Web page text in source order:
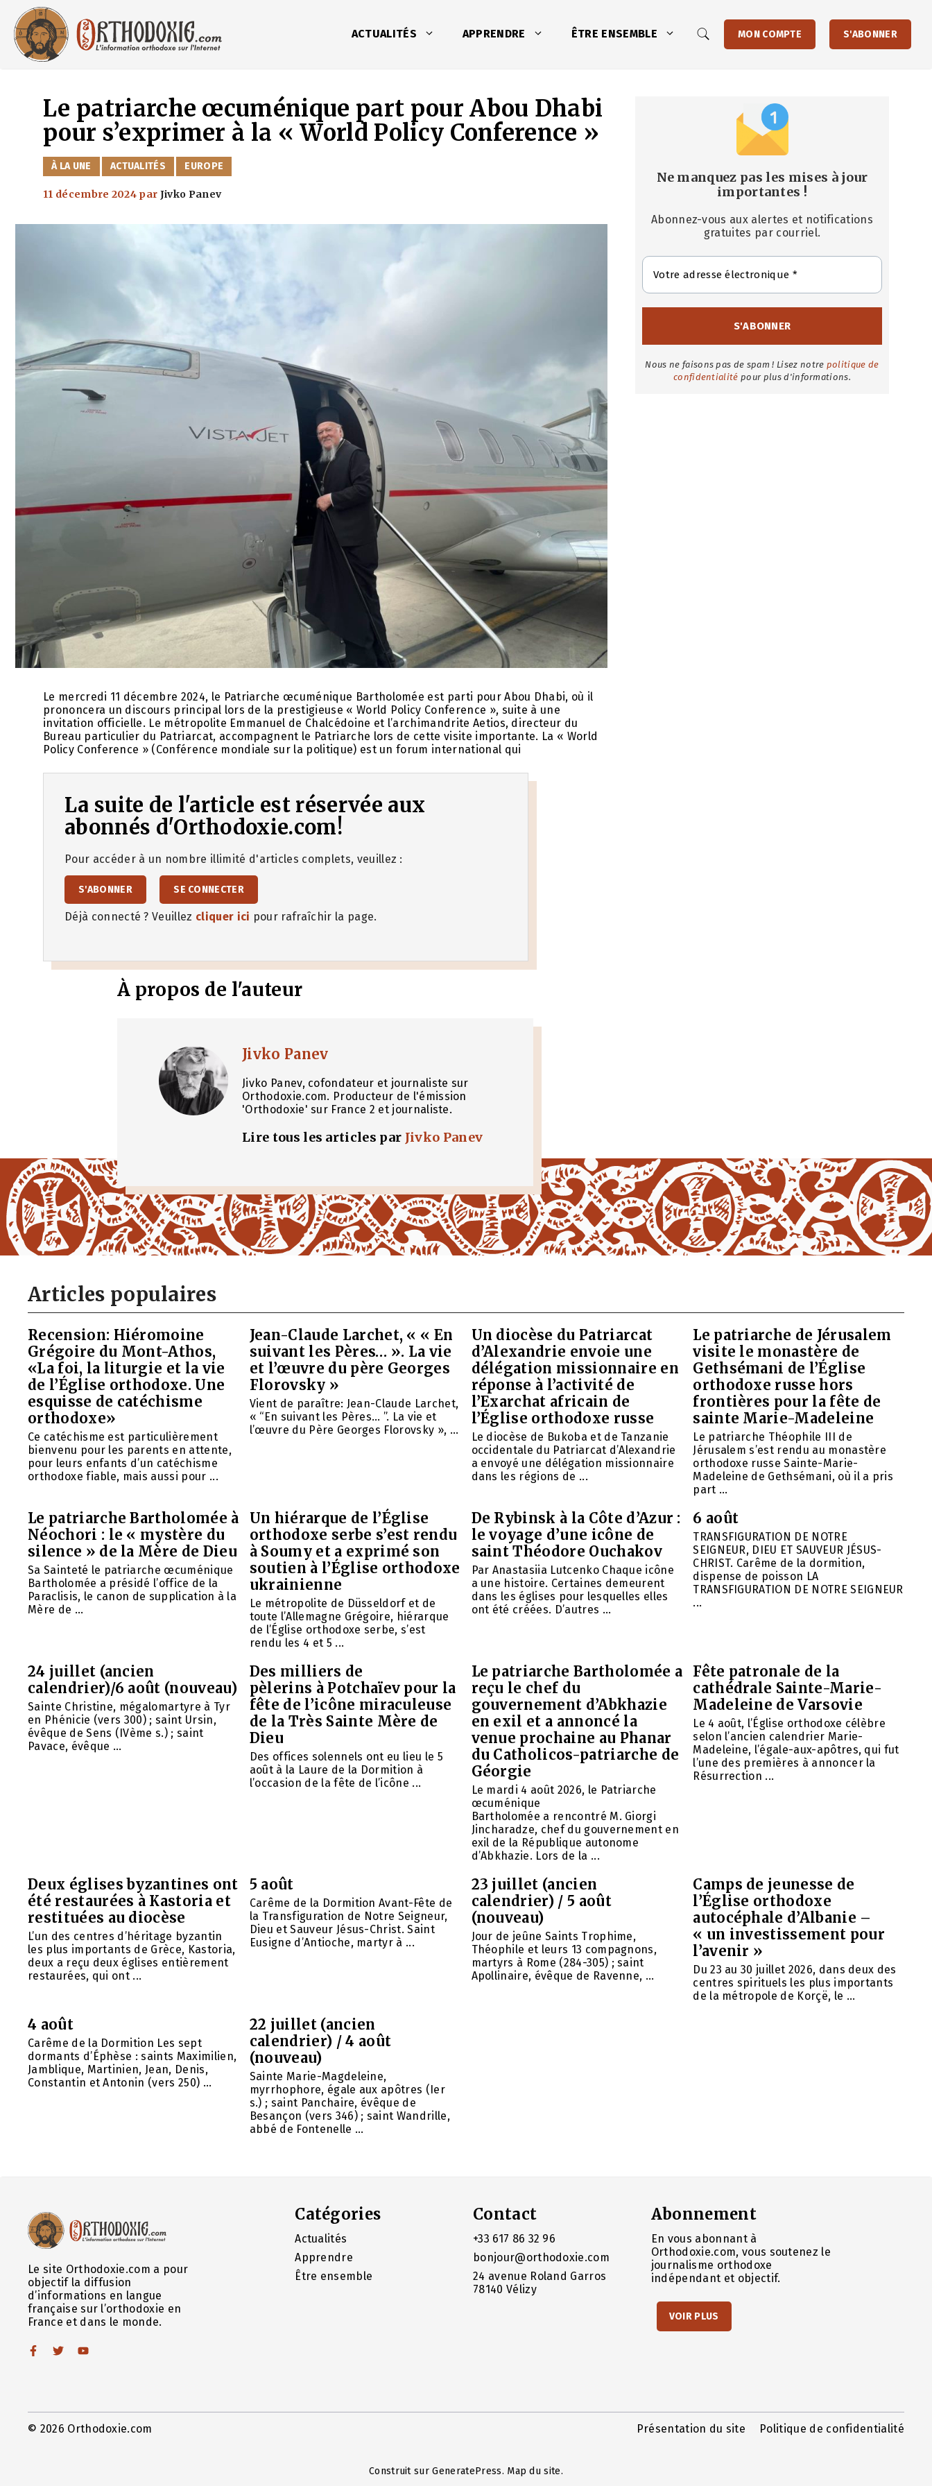
contenu
ACTUALITÉS APPRENDRE ÊTRE ENSEMBLE MON COMPTE S'ABONNER
Le patriarche œcuménique part pour Abou Dhabi
pour s’exprimer à la « World Policy Conference »
CATÉGORIES
À LA UNE ACTUALITÉS EUROPE
11 décembre 2024 par Jivko Panev
Le mercredi 11 décembre 2024, le Patriarche œcuménique Bartholomée est parti pour Abou Dhabi, où il
prononcera un discours principal lors de la prestigieuse « World Policy Conference », suite à une
invitation officielle. Le métropolite Emmanuel de Chalcédoine et l’archimandrite Aetios, directeur du
Bureau particulier du Patriarcat, accompagnent le Patriarche lors de cette visite importante. La « World
Policy Conference » (Conférence mondiale sur la politique) est un forum international qui
La suite de l'article est réservée aux
abonnés d'Orthodoxie.com!
Pour accéder à un nombre illimité d'articles complets, veuillez :
S'ABONNER SE CONNECTER
Déjà connecté ? Veuillez cliquer ici pour rafraîchir la page.
À propos de l'auteur
Jivko Panev
Jivko Panev, cofondateur et journaliste sur
Orthodoxie.com. Producteur de l'émission
'Orthodoxie' sur France 2 et journaliste.
Lire tous les articles par Jivko Panev
Ne manquez pas les mises à jour
importantes !
Abonnez-vous aux alertes et notifications
gratuites par courriel.
Nous ne faisons pas de spam ! Lisez notre politique de
confidentialité pour plus d'informations.
Articles populaires
Recension: Hiéromoine
Grégoire du Mont-Athos,
«La foi, la liturgie et la vie
de l’Église orthodoxe. Une
esquisse de catéchisme
orthodoxe»
Ce catéchisme est particulièrement
bienvenu pour les parents en attente,
pour leurs enfants d’un catéchisme
orthodoxe fiable, mais aussi pour ...
Jean-Claude Larchet, « « En
suivant les Pères… ». La vie
et l’œuvre du père Georges
Florovsky »
Vient de paraître: Jean-Claude Larchet,
« “En suivant les Pères… ”. La vie et
l’œuvre du Père Georges Florovsky », ...
Un diocèse du Patriarcat
d’Alexandrie envoie une
délégation missionnaire en
réponse à l’activité de
l’Exarchat africain de
l’Église orthodoxe russe
Le diocèse de Bukoba et de Tanzanie
occidentale du Patriarcat d’Alexandrie
a envoyé une délégation missionnaire
dans les régions de ...
Le patriarche de Jérusalem
visite le monastère de
Gethsémani de l’Église
orthodoxe russe hors
frontières pour la fête de
sainte Marie-Madeleine
Le patriarche Théophile III de
Jérusalem s’est rendu au monastère
orthodoxe russe Sainte-Marie-
Madeleine de Gethsémani, où il a pris
part ...
Le patriarche Bartholomée à
Néochori : le « mystère du
silence » de la Mère de Dieu
Sa Sainteté le patriarche œcuménique
Bartholomée a présidé l’office de la
Paraclisis, le canon de supplication à la
Mère de ...
Un hiérarque de l’Église
orthodoxe serbe s’est rendu
à Soumy et a exprimé son
soutien à l’Église orthodoxe
ukrainienne
Le métropolite de Düsseldorf et de
toute l’Allemagne Grégoire, hiérarque
de l’Église orthodoxe serbe, s’est
rendu les 4 et 5 ...
De Rybinsk à la Côte d’Azur :
le voyage d’une icône de
saint Théodore Ouchakov
Par Anastasiia Lutcenko Chaque icône
a une histoire. Certaines demeurent
dans les églises pour lesquelles elles
ont été créées. D’autres ...
6 août
TRANSFIGURATION DE NOTRE
SEIGNEUR, DIEU ET SAUVEUR JÉSUS-
CHRIST. Carême de la dormition,
dispense de poisson LA
TRANSFIGURATION DE NOTRE SEIGNEUR
...
24 juillet (ancien
calendrier)/6 août (nouveau)
Sainte Christine, mégalomartyre à Tyr
en Phénicie (vers 300) ; saint Ursin,
évêque de Sens (IVème s.) ; saint
Pavace, évêque ...
Des milliers de
pèlerins à Potchaïev pour la
fête de l’icône miraculeuse
de la Très Sainte Mère de
Dieu
Des offices solennels ont eu lieu le 5
août à la Laure de la Dormition à
l’occasion de la fête de l’icône ...
Le patriarche Bartholomée a
reçu le chef du
gouvernement d’Abkhazie
en exil et a annoncé la
venue prochaine au Phanar
du Catholicos-patriarche de
Géorgie
Le mardi 4 août 2026, le Patriarche
œcuménique
Bartholomée a rencontré M. Giorgi
Jincharadze, chef du gouvernement en
exil de la République autonome
d’Abkhazie. Lors de la ...
Fête patronale de la
cathédrale Sainte-Marie-
Madeleine de Varsovie
Le 4 août, l’Église orthodoxe célèbre
selon l’ancien calendrier Marie-
Madeleine, l’égale-aux-apôtres, qui fut
l’une des premières à annoncer la
Résurrection ...
Deux églises byzantines ont
été restaurées à Kastoria et
restituées au diocèse
L’un des centres d’héritage byzantin
les plus importants de Grèce, Kastoria,
deux a reçu deux églises entièrement
restaurées, qui ont ...
5 août
Carême de la Dormition Avant-Fête de
la Transfiguration de Notre Seigneur,
Dieu et Sauveur Jésus-Christ. Saint
Eusigne d’Antioche, martyr à ...
23 juillet (ancien
calendrier) / 5 août
(nouveau)
Jour de jeûne Saints Trophime,
Théophile et leurs 13 compagnons,
martyrs à Rome (284-305) ; saint
Apollinaire, évêque de Ravenne, ...
Camps de jeunesse de
l’Église orthodoxe
autocéphale d’Albanie –
« un investissement pour
l’avenir »
Du 23 au 30 juillet 2026, dans deux des
centres spirituels les plus importants
de la métropole de Korçë, le ...
4 août
Carême de la Dormition Les sept
dormants d’Éphèse : saints Maximilien,
Jamblique, Martinien, Jean, Denis,
Constantin et Antonin (vers 250) ...
22 juillet (ancien
calendrier) / 4 août
(nouveau)
Sainte Marie-Magdeleine,
myrrhophore, égale aux apôtres (Ier
s.) ; saint Panchaire, évêque de
Besançon (vers 346) ; saint Wandrille,
abbé de Fontenelle ...
Le site Orthodoxie.com a pour
objectif la diffusion
d’informations en langue
française sur l’orthodoxie en
France et dans le monde.
Catégories
Actualités
Apprendre
Être ensemble
Contact
+33 617 86 32 96
bonjour@orthodoxie.com
24 avenue Roland Garros
78140 Vélizy
Abonnement
En vous abonnant à
Orthodoxie.com, vous soutenez le
journalisme orthodoxe
indépendant et objectif.
VOIR PLUS
© 2026 Orthodoxie.com Présentation du site Politique de confidentialité
Construit surGeneratePress. Map du site.